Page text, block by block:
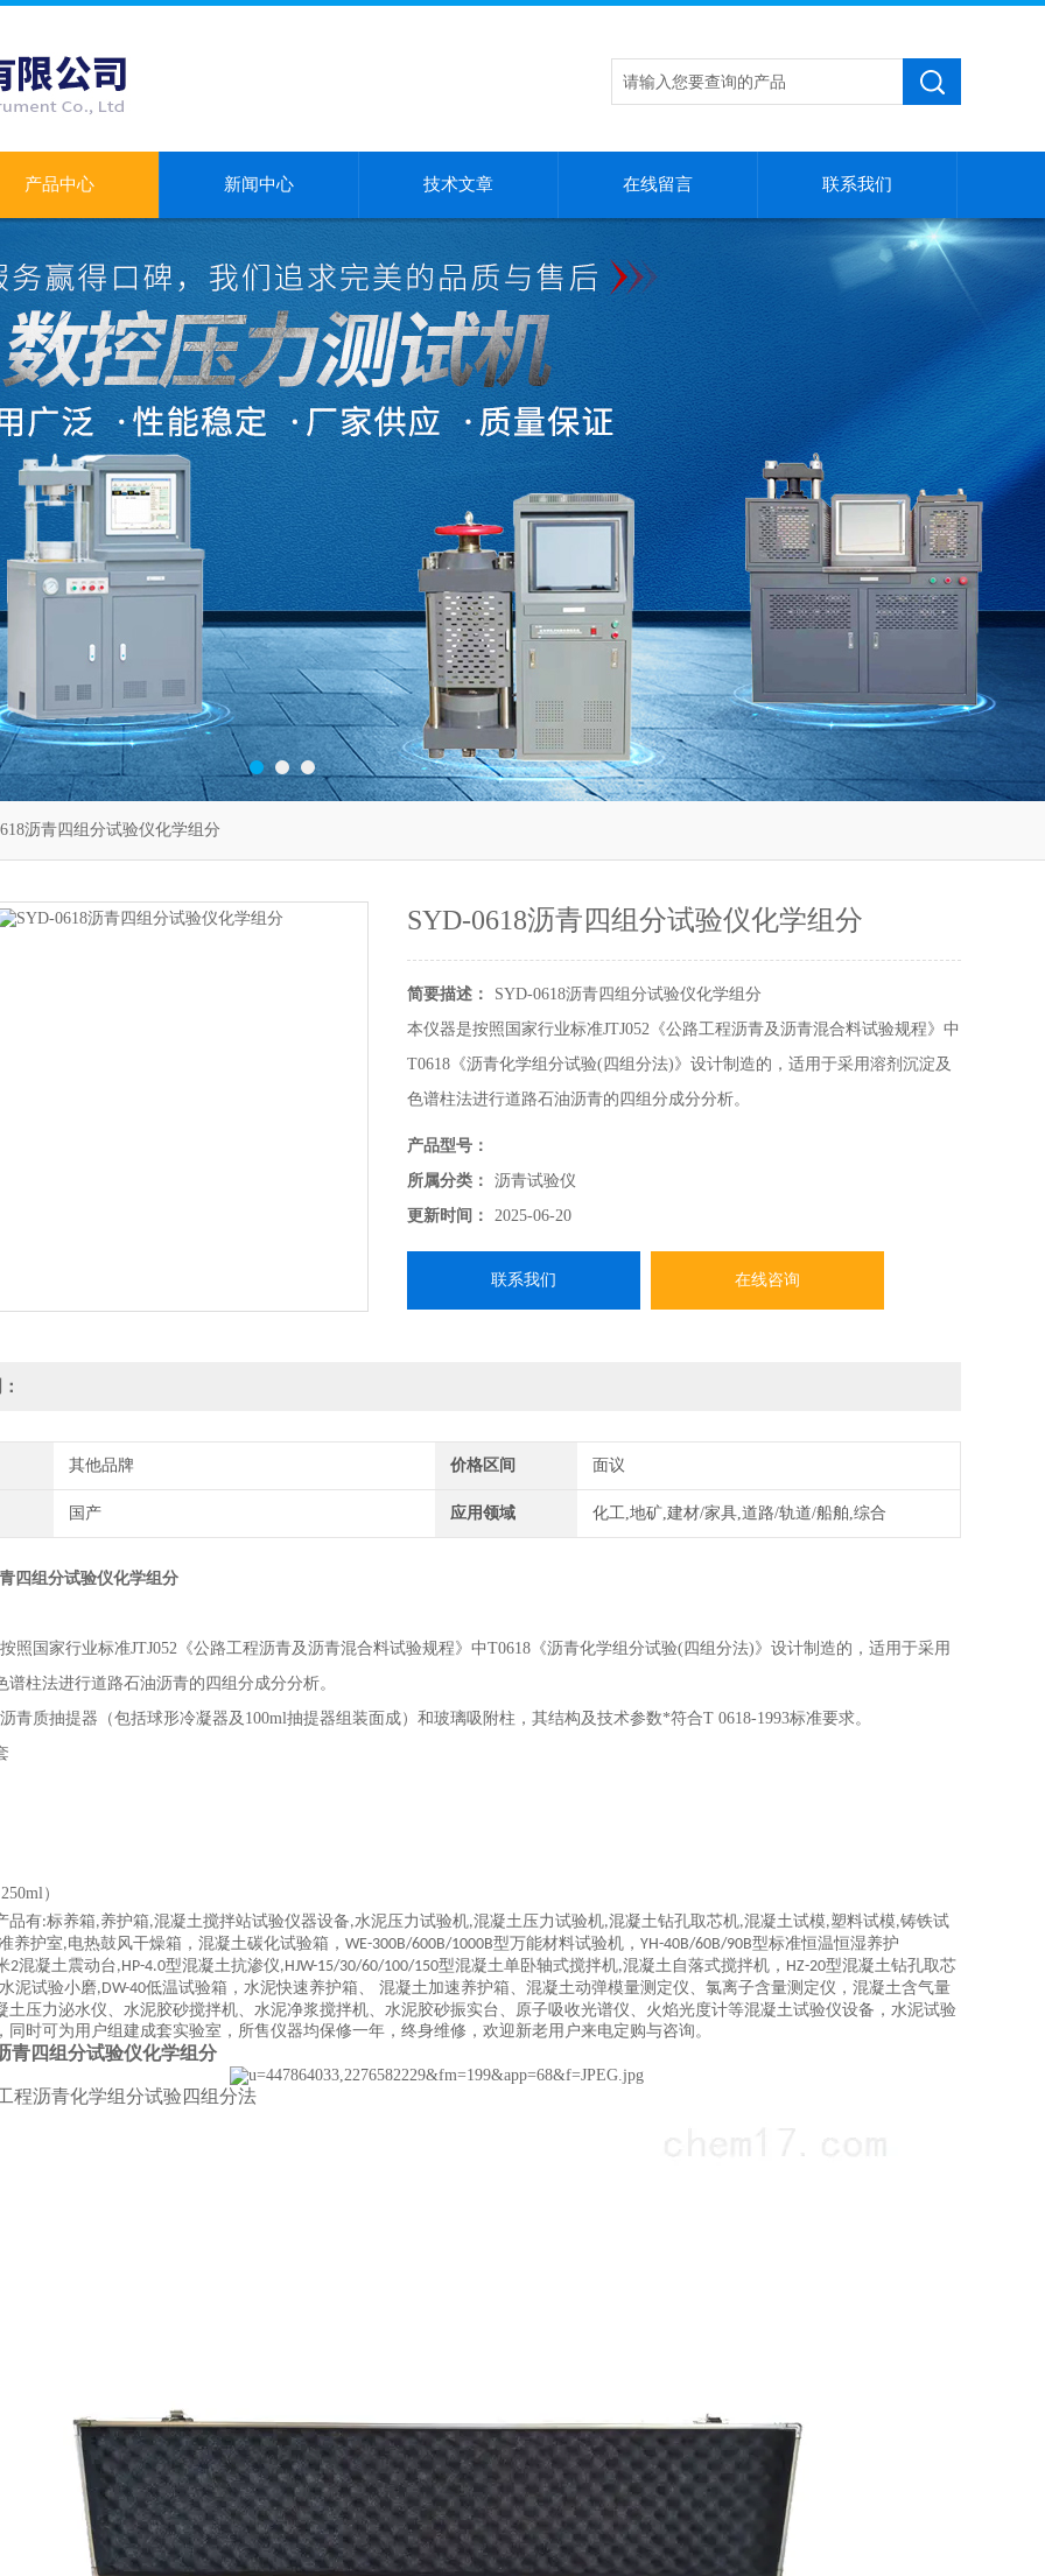
产品中心 新闻中心 技术文章 在线留言 联系我们
沥青四组分试验仪化学组分
SYD-0618沥青四组分试验仪化学组分
简要描述：
SYD-0618沥青四组分试验仪化学组分
本仪器是按照国家行业标准JTJ052《公路工程沥青及沥青混合料试验规程》中
T0618《沥青化学组分试验(四组分法)》设计制造的，适用于采用溶剂沉淀及
色谱柱法进行道路石油沥青的四组分成分分析。
本仪器由沥青质抽提器（包括球形冷凝器及100ml抽提器组装面成）和玻璃吸
附柱，其结构及技术参数*符合T 0618-1993标准要求。
产品型号：
所属分类：
沥青试验仪
更新时间：
2025-06-20
联系我们 在线咨询
其他品牌 价格区间 面议
国产 应用领域 化工,地矿,建材/家具,道路/轨道/船舶,综合
四组分试验仪化学组分
国家行业标准JTJ052《公路工程沥青及沥青混合料试验规程》中T0618《沥青化学组分试验(四组分法)》设计制造的，适用于采用
谱柱法进行道路石油沥青的四组分成分分析。
质抽提器（包括球形冷凝器及100ml抽提器组装面成）和玻璃吸附柱，其结构及技术参数*符合T 0618-1993标准要求。
）
品有:标养箱,养护箱,混凝土搅拌站试验仪器设备,水泥压力试验机,混凝土压力试验机,混凝土钻孔取芯机,混凝土试模,塑料试模,铸铁试
养护室,电热鼓风干燥箱，混凝土碳化试验箱， WE-300B/600B/1000B型万能材料试验机， YH-40B/60B/90B型标准恒温恒湿养护
2混凝土震动台,HP-4.0型混凝土抗渗仪,HJW-15/30/60/100/150型混凝土单卧轴式搅拌机,混凝土自落式搅拌机， HZ-20型混凝土钻孔取芯
泥试验小磨,DW-40低温试验箱，水泥快速养护箱、 混凝土加速养护箱、混凝土动弹模量测定仪、氯离子含量测定仪，混凝土含气量
土压力泌水仪、水泥胶砂搅拌机、水泥净浆搅拌机、水泥胶砂振实台、原子吸收光谱仪、火焰光度计等混凝土试验仪设备，水泥试验
同时可为用户组建成套实验室，所售仪器均保修一年，终身维修，欢迎新老用户来电定购与咨询。
青四组分试验仪化学组分
程沥青化学组分试验四组分法